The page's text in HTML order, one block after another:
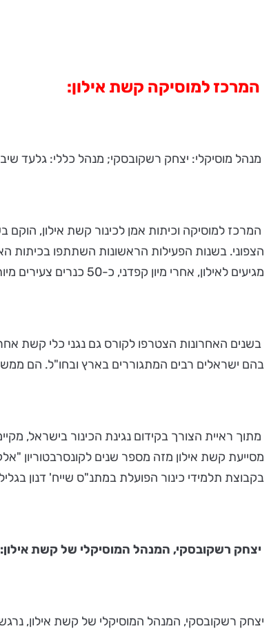
המרכז למוסיקה קשת אילון:
מנהל מוסיקלי: יצחק רשקובסקי; מנהל כללי: גלעד
מגיעים לאילון, אחרי מיון קפדני, כ-50 כנרים צעירים מיותר מ-20 מדינות.
בהם ישראלים רבים המתגוררים בארץ ובחו"ל. הם
מתוך ראיית הצורך בקידום נגינת הכינור בישראל,
מסייעת קשת אילון מזה מספר שנים לקונסרבטוריון
בקבוצת תלמידי כינור הפועלת במתנ"ס שייח' דנון
יצחק רשקובסקי, המנהל המוסיקלי של קשת אילון:
יצחק רשקובסקי, המנהל המוסיקלי של קשת אילון,